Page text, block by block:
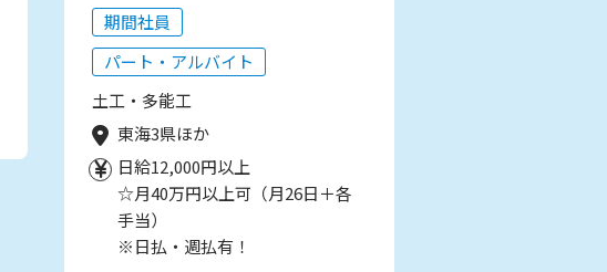
期間社員
パート・アルバイト
土工・多能工
東海3県ほか
日給12,000円以上
☆月40万円以上可（月26日＋各
手当）
※日払・週払有！